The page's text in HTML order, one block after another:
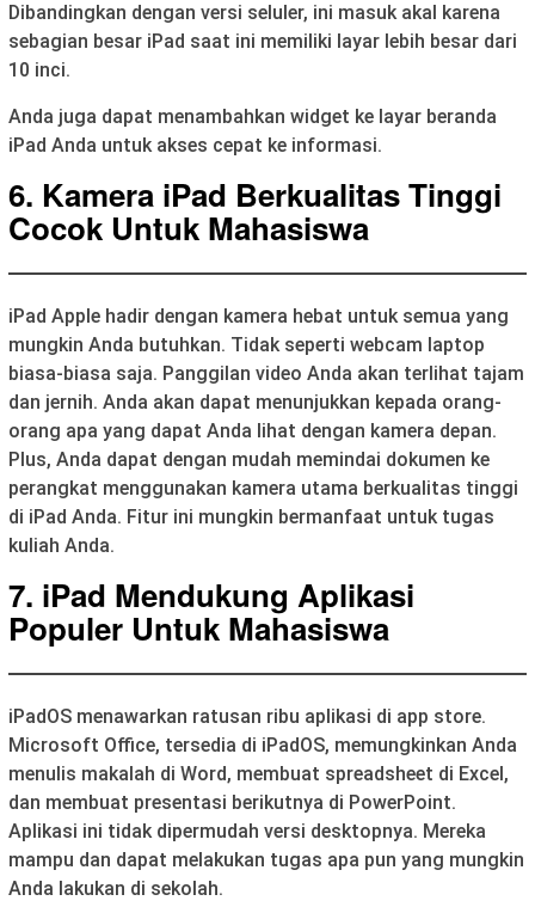
Dibandingkan dengan versi seluler, ini masuk akal karena
sebagian besar iPad saat ini memiliki layar lebih besar dari
10 inci.
Anda juga dapat menambahkan widget ke layar beranda
iPad Anda untuk akses cepat ke informasi.
6. Kamera iPad Berkualitas Tinggi
Cocok Untuk Mahasiswa
iPad Apple hadir dengan kamera hebat untuk semua yang
mungkin Anda butuhkan. Tidak seperti webcam laptop
biasa-biasa saja. Panggilan video Anda akan terlihat tajam
dan jernih. Anda akan dapat menunjukkan kepada orang-
orang apa yang dapat Anda lihat dengan kamera depan.
Plus, Anda dapat dengan mudah memindai dokumen ke
perangkat menggunakan kamera utama berkualitas tinggi
di iPad Anda. Fitur ini mungkin bermanfaat untuk tugas
kuliah Anda.
7. iPad Mendukung Aplikasi
Populer Untuk Mahasiswa
iPadOS menawarkan ratusan ribu aplikasi di app store.
Microsoft Office, tersedia di iPadOS, memungkinkan Anda
menulis makalah di Word, membuat spreadsheet di Excel,
dan membuat presentasi berikutnya di PowerPoint.
Aplikasi ini tidak dipermudah versi desktopnya. Mereka
mampu dan dapat melakukan tugas apa pun yang mungkin
Anda lakukan di sekolah.